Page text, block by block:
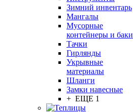
Зимний инвентарь
Мангалы
Мусорные
контейнеры и баки
Тачки
Гирлянды
Укрывные
материалы
Шланги
Замки навесные
+ ЕЩЕ 1